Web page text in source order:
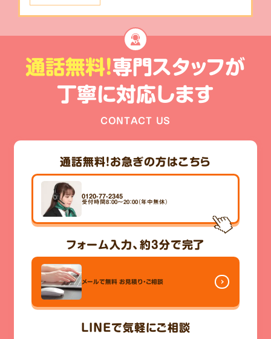
通話無料!専門スタッフが
丁寧に対応します
CONTACT US
通話無料！お急ぎの方はこちら
0120-77-2345
受付時間8：00～20：00（年中無休）
フォーム入力、 約3分で完了
メールで無料 お見積り・ご相談
LINEで気軽にご相談